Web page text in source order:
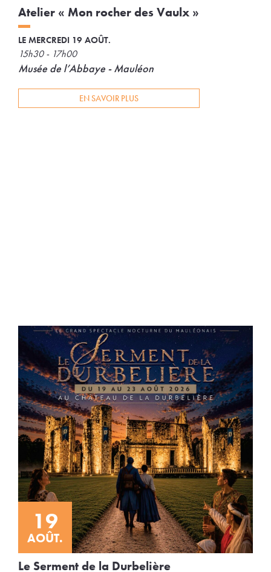
Atelier « Mon rocher des Vaulx »
LE MERCREDI 19 AOÛT.
15h30 - 17h00
Musée de l’Abbaye - Mauléon
EN SAVOIR PLUS
19
AOÛT.
Le Serment de la Durbelière